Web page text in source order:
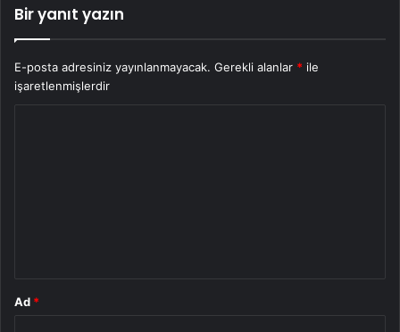
Bir yanıt yazın
E-posta adresiniz yayınlanmayacak. Gerekli alanlar * ile
işaretlenmişlerdir
Ad *